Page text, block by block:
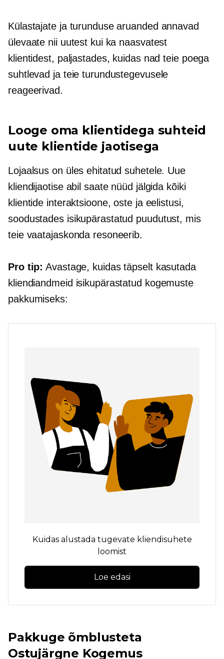
Külastajate ja turunduse aruanded annavad
ülevaate nii uutest kui ka naasvatest
klientidest, paljastades, kuidas nad teie poega
suhtlevad ja teie turundustegevusele
reageerivad.
Looge oma klientidega suhteid
uute klientide jaotisega
Lojaalsus on üles ehitatud suhetele. Uue
kliendijaotise abil saate nüüd jälgida kõiki
klientide interaktsioone, oste ja eelistusi,
soodustades isikupärastatud puudutust, mis
teie vaatajaskonda resoneerib.
Pro tip: Avastage, kuidas täpselt kasutada
kliendiandmeid isikupärastatud kogemuste
pakkumiseks:
Kuidas alustada tugevate kliendisuhete
loomist
Loe edasi
Pakkuge õmblusteta
Ostujärgne Kogemus